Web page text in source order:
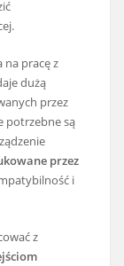
na pracę z
dużą
przez
potrzebne są
przez
i
z